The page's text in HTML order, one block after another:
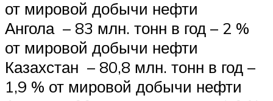
от мировой добычи нефти
Ангола – 83 млн. тонн в год – 2 %
от мировой добычи нефти
Казахстан – 80,8 млн. тонн в год –
1,9 % от мировой добычи нефти